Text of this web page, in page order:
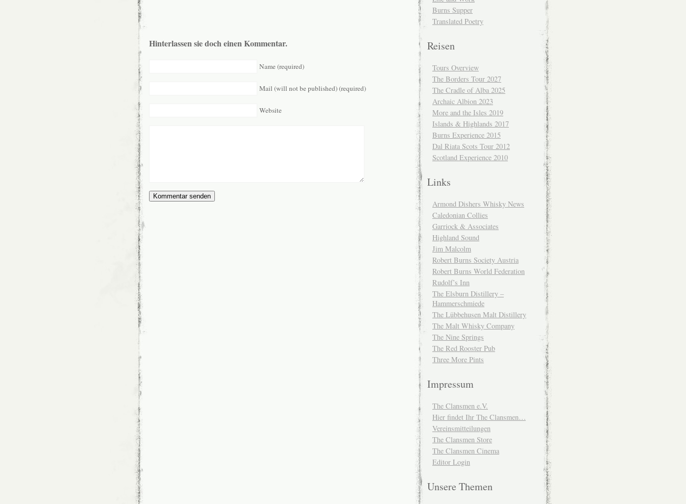
Hinterlassen sie doch einen Kommentar.
Name (required)
Mail (will not be published) (required)
Website
Burns Supper
Translated Poetry
Reisen
Tours Overview
The Borders Tour 2027
The Cradle of Alba 2025
Archaic Albion 2023
More and the Isles 2019
Islands & Highlands 2017
Burns Experience 2015
Dal Riata Scots Tour 2012
Scotland Experience 2010
Links
Armond Dishers Whisky News
Caledonian Collies
Garriock & Associates
Highland Sound
Jim Malcolm
Robert Burns Society Austria
Robert Burns World Federation
Rudolf’s Inn
The Elsburn Distillery –
Hammerschmiede
The Lübbehusen Malt Distillery
The Malt Whisky Company
The Nine Springs
The Red Rooster Pub
Three More Pints
Impressum
The Clansmen e.V.
Hier findet Ihr The Clansmen…
Vereinsmitteilungen
The Clansmen Store
The Clansmen Cinema
Editor Login
Unsere Themen